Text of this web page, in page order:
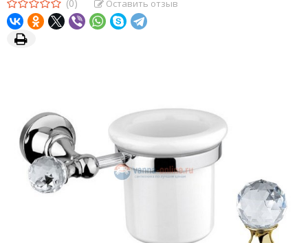
(0) Оставить отзыв